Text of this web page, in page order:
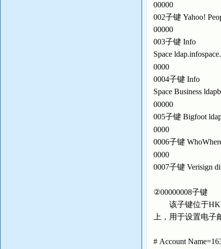
00000
002子键 Yahoo!
00000
003子键 Info
Space
0000
0004子键 Info
Space Business
00000
005子键 Bigfoot
0000
0006子键
0000
0007子键 Verisign
②00000008子键
该子键位于
上，用于设置电
# Account